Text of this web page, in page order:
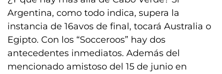
Argentina, como todo indica, supera la
instancia de 16avos de final, tocará Australia o
Egipto. Con los “Socceroos” hay dos
antecedentes inmediatos. Además del
mencionado amistoso del 15 de junio en